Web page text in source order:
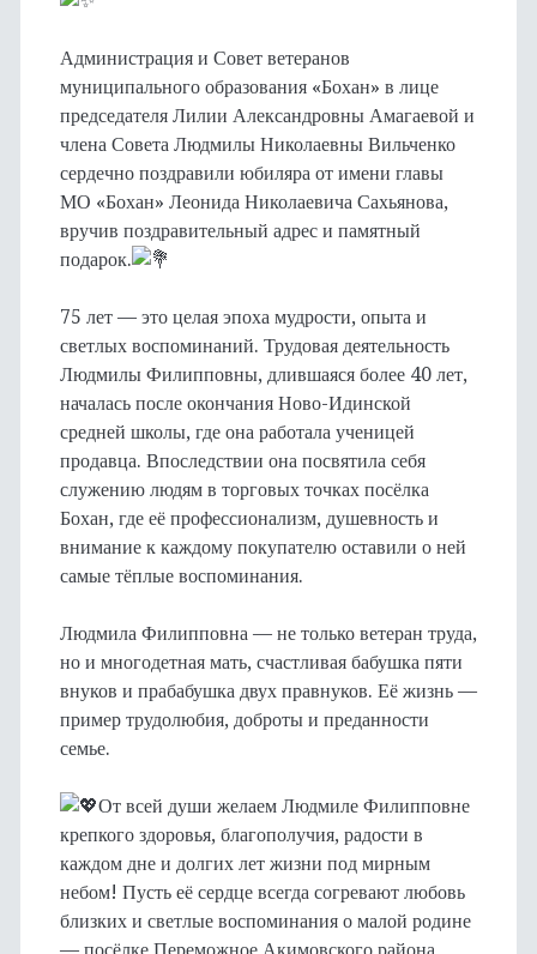
Администрация и Совет ветеранов
муниципального образования «Бохан» в лице
председателя Лилии Александровны Амагаевой и
члена Совета Людмилы Николаевны Вильченко
сердечно поздравили юбиляра от имени главы
МО «Бохан» Леонида Николаевича Сахьянова,
вручив поздравительный адрес и памятный
подарок.
75 лет — это целая эпоха мудрости, опыта и
светлых воспоминаний. Трудовая деятельность
Людмилы Филипповны, длившаяся более 40 лет,
началась после окончания Ново-Идинской
средней школы, где она работала ученицей
продавца. Впоследствии она посвятила себя
служению людям в торговых точках посёлка
Бохан, где её профессионализм, душевность и
внимание к каждому покупателю оставили о ней
самые тёплые воспоминания.
Людмила Филипповна — не только ветеран труда,
но и многодетная мать, счастливая бабушка пяти
внуков и прабабушка двух правнуков. Её жизнь —
пример трудолюбия, доброты и преданности
семье.
От всей души желаем Людмиле Филипповне
крепкого здоровья, благополучия, радости в
каждом дне и долгих лет жизни под мирным
небом! Пусть её сердце всегда согревают любовь
близких и светлые воспоминания о малой родине